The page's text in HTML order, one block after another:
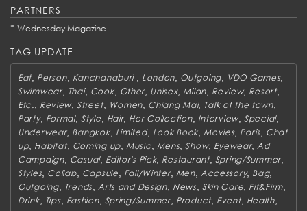
PARTNERS
* Wednesday Magazine
TAG UPDATE
Eat Person, Kanchanaburi London Outgoing, VDO Games,
Swimwear, Thai, Cook, Other Unisex, Milan Review, Resort,
Etc. Review,Street, Women Chiang Mai, Talk of the town,
Party, Formal, Style Hair, Her Collection, Interview,Special,
Underwear, Bangkok, Limited, Look Book Movies, Paris Chat
up, Habitat, Coming up, Music Mens,Show, Eyewear, Ad
Campaign, Casual, Editor's Pick, Restaurant, Spring/Summer
Styles, Collab, Capsule Fall/Winter, Men, Accessory, Bag,
Outgoing, Trends Arts and Design, News, Skin Care Fit&Firm
Drink, Tips, Fashion, Spring/Summer, Product, Event, Health,